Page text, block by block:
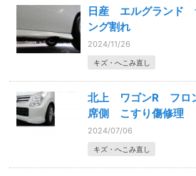
日産 エルグランド
ング割れ
2024/11/26
キズ・へこみ直し
北上 ワゴンR フロ
席側 こすり傷修理
2024/07/06
キズ・へこみ直し